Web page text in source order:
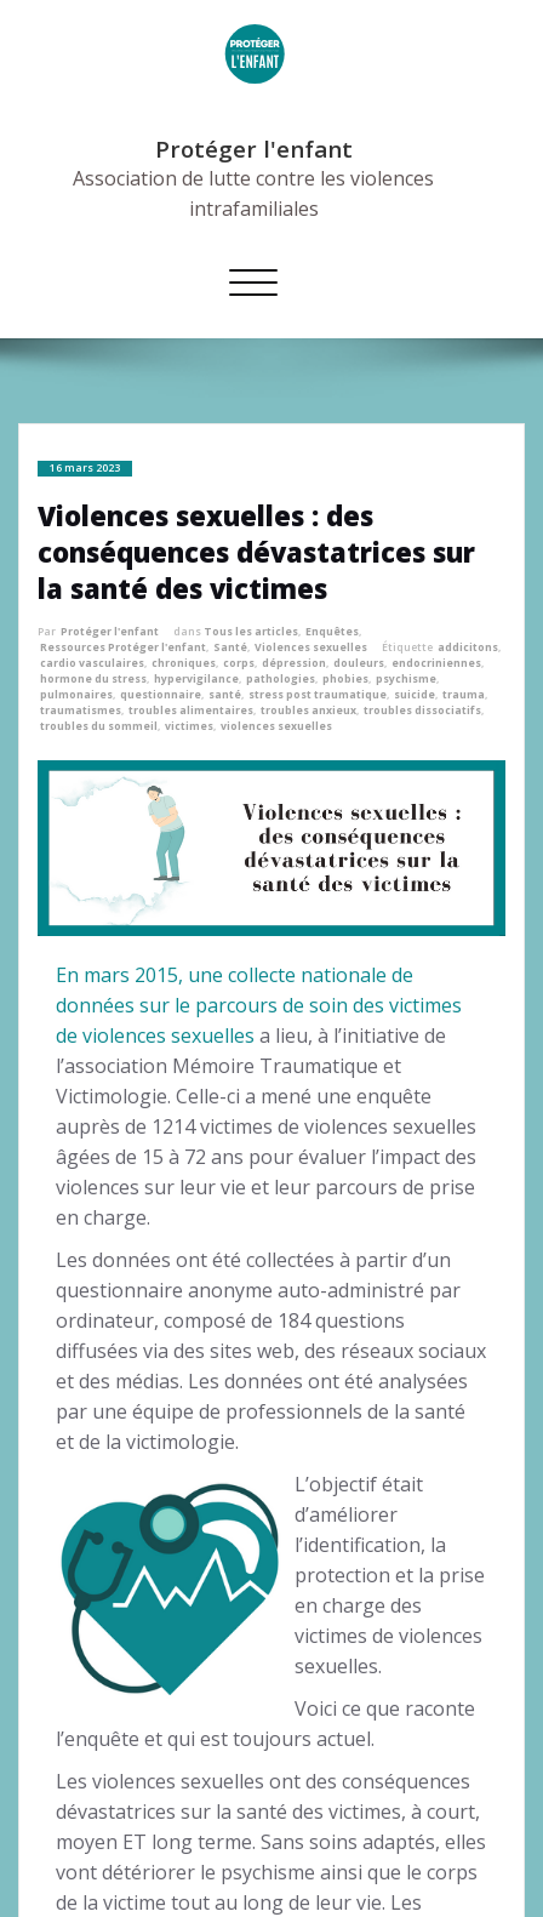
Protéger l'enfant
Association de lutte contre les violences
intrafamiliales
Afficher/masquer
la
16 mars 2023
Violences sexuelles : des
conséquences dévastatrices sur
la santé des victimes
Par Protéger l'enfant dans Tous les articles, Enquêtes,
Ressources Protéger l'enfant, Santé, Violences sexuelles Étiquette addicitons,
cardio vasculaires, chroniques, corps, dépression, douleurs, endocriniennes,
hormone du stress, hypervigilance, pathologies, phobies, psychisme,
pulmonaires, questionnaire, santé, stress post traumatique, suicide, trauma,
traumatismes, troubles alimentaires, troubles anxieux, troubles dissociatifs,
troubles du sommeil, victimes, violences sexuelles
En mars 2015, une collecte nationale de
données sur le parcours de soin des victimes
de violences sexuelles a lieu, à l’initiative de
l’association Mémoire Traumatique et
Victimologie. Celle-ci a mené une enquête
auprès de 1214 victimes de violences sexuelles
âgées de 15 à 72 ans pour évaluer l’impact des
violences sur leur vie et leur parcours de prise
en charge.
Les données ont été collectées à partir d’un
questionnaire anonyme auto-administré par
ordinateur, composé de 184 questions
diffusées via des sites web, des réseaux sociaux
et des médias. Les données ont été analysées
par une équipe de professionnels de la santé
et de la victimologie.
L’objectif était
d’améliorer
l’identification, la
protection et la prise
en charge des
victimes de violences
sexuelles.
Voici ce que raconte
l’enquête et qui est toujours actuel.
Les violences sexuelles ont des conséquences
dévastatrices sur la santé des victimes, à court,
moyen ET long terme. Sans soins adaptés, elles
vont détériorer le psychisme ainsi que le corps
de la victime tout au long de leur vie. Les